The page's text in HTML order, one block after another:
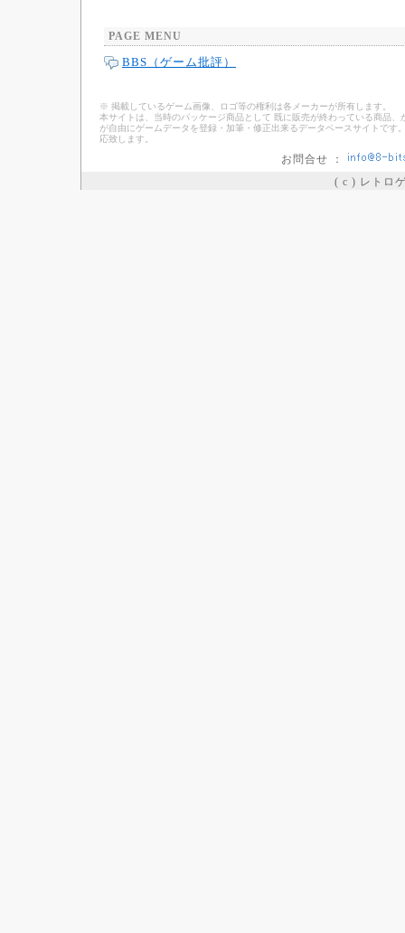
PAGE MENU
BBS（ゲーム批評）
※ 掲載しているゲーム画像、ロゴ等の権利は各メーカーが所有します。
本サイトは、当時のパッケージ商品として 既に販売が終わっている商品
が自由にゲームデータを登録・加筆・修正出来るデータベースサイトで
応致します。
お問合せ ：
( c ) レトロ